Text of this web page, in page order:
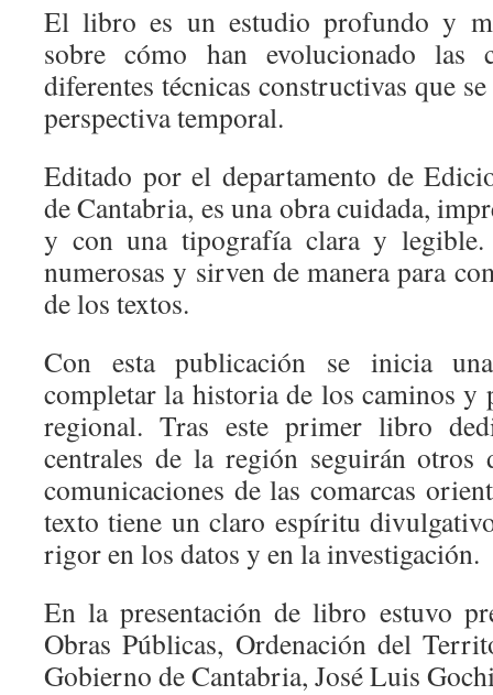
El libro es un estudio profundo y
sobre cómo han evolucionado las
diferentes técnicas constructivas que
perspectiva temporal.
Editado por el departamento de
de Cantabria, es una obra cuidada,
y con una tipografía clara y legible.
numerosas y sirven de manera para
de los textos.
Con esta publicación se inicia
completar la historia de los caminos y
regional. Tras este primer libro
centrales de la región seguirán otros
comunicaciones de las comarcas
texto tiene un claro espíritu
rigor en los datos y en la investigación.
En la presentación de libro estuvo
Obras Públicas, Ordenación del
Gobierno de Cantabria, José Luis